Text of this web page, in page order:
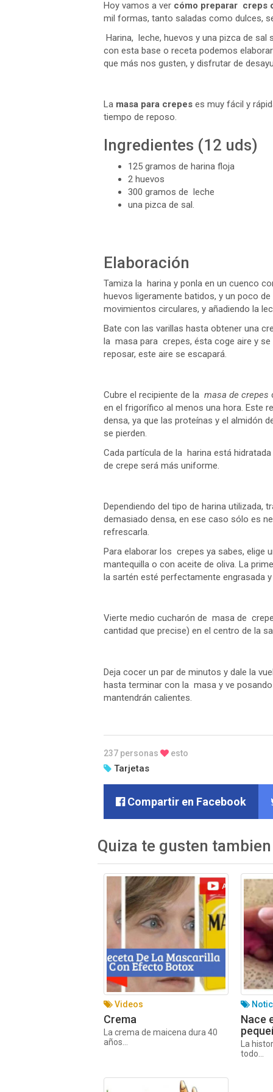
Hoy vamos a ver cómo preparar creps
mil formas, tanto saladas como dulces,
Harina, leche, huevos y una pizca de
con esta base o receta podemos
que más nos gusten, y disfrutar de
La masa para crepes es muy fácil y
tiempo de reposo.
Ingredientes (12 uds)
125 gramos de harina floja
2 huevos
300 gramos de leche
una pizca de sal.
Elaboración
Tamiza la harina y ponla en un cuenco
huevos ligeramente batidos, y un poco
movimientos circulares, y añadiendo la
Bate con las varillas hasta obtener una
la masa para crepes, ésta coge aire y
reposar, este aire se escapará.
Cubre el recipiente de la masa de crepes
en el frigorífico al menos una hora. Este
densa, ya que las proteínas y el almidón
se pierden.
Cada partícula de la harina está
de crepe será más uniforme.
Dependiendo del tipo de harina
demasiado densa, en ese caso sólo es
refrescarla.
Para elaborar los crepes ya sabes, elige
mantequilla o con aceite de oliva. La
la sartén esté perfectamente engrasada
Vierte medio cucharón de masa de
cantidad que precise) en el centro de la
Deja cocer un par de minutos y dale la
hasta terminar con la masa y ve
mantendrán calientes.
237 personas esto
Tarjetas
Compartir en Facebook
Quiza te gusten tambien
Videos
Crema
La crema de maicena dura 40
años...
Nace
La
todo...